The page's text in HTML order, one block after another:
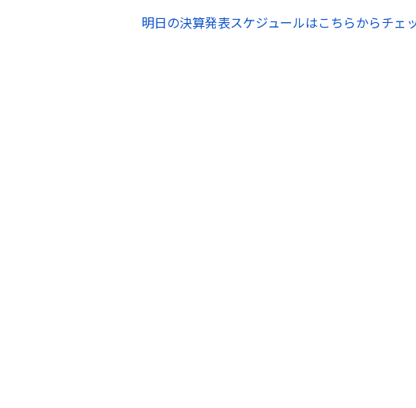
明日の決算発表スケジュールはこちらからチェ